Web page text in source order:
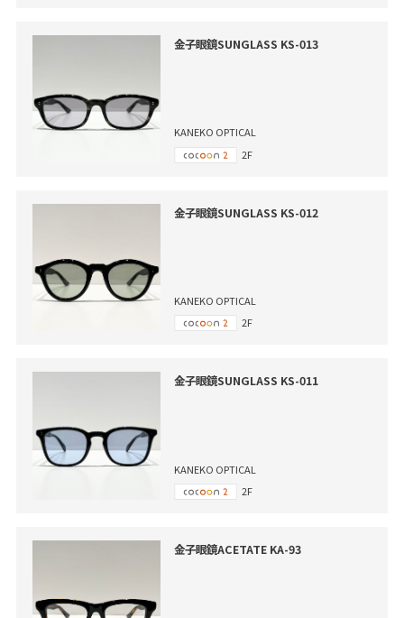
金子眼鏡SUNGLASS KS-013
KANEKO OPTICAL
2F
金子眼鏡SUNGLASS KS-012
KANEKO OPTICAL
2F
金子眼鏡SUNGLASS KS-011
KANEKO OPTICAL
2F
金子眼鏡ACETATE KA-93